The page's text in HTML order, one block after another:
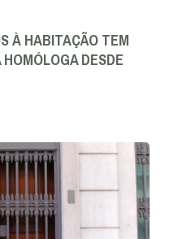
À HABITAÇÃO TEM
DESDE